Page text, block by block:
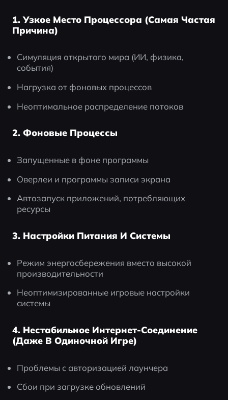
1. Узкое Место Процессора (Самая Частая
Причина)
Симуляция открытого мира (ИИ, физика,
события)
Нагрузка от фоновых процессов
Неоптимальное распределение потоков
2. Фоновые Процессы
Запущенные в фоне программы
Оверлеи и программы записи экрана
Автозапуск приложений, потребляющих
ресурсы
3. Настройки Питания И Системы
Режим энергосбережения вместо высокой
производительности
Неоптимизированные игровые настройки
системы
4. Нестабильное Интернет-Соединение
(Даже В Одиночной Игре)
Проблемы с авторизацией лаунчера
Сбои при загрузке обновлений